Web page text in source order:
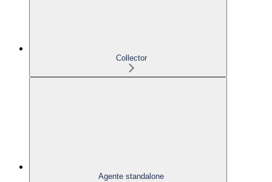
Collector
Agente standalone